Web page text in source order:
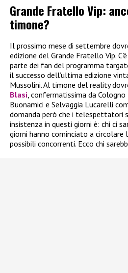
Grande Fratello Vip:
timone?
Il prossimo mese di settembre
edizione del Grande Fratello Vip.
parte dei fan del programma
il successo dell’ultima edizione
Mussolini. Al timone del reality
Blasi, confermatissima da Cologno
Buonamici e Selvaggia Lucarelli
domanda però che i telespettatori
insistenza in questi giorni è: chi ci
giorni hanno cominciato a circolare
possibili concorrenti. Ecco chi